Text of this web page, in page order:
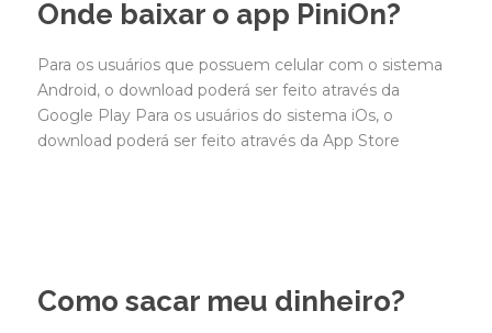
Onde baixar o app PiniOn?
Para os usuários que possuem celular com o sistema
Android, o download poderá ser feito através da
Google Play Para os usuários do sistema iOs, o
download poderá ser feito através da App Store
Como sacar meu dinheiro?